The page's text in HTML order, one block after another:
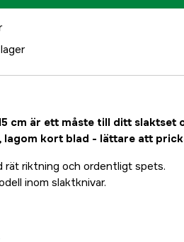
cm är ett måste till ditt slaktset
lagom kort blad - lättare att
rät riktning och ordentligt spets.
inom slaktknivar.